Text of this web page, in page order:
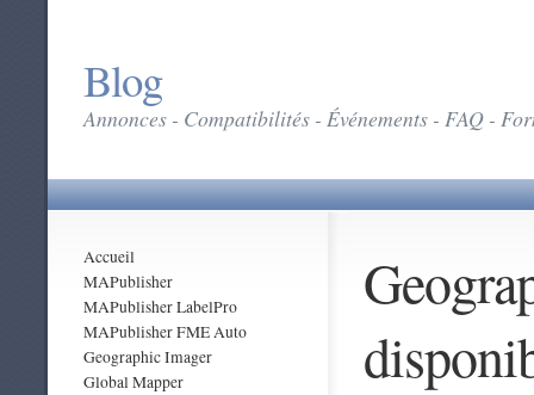
Blog
Annonces - Compatibilités - Événements - FAQ -
Accueil
MAPublisher
MAPublisher LabelPro
MAPublisher FME Auto
Geographic Imager
Global Mapper